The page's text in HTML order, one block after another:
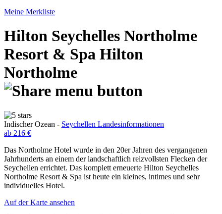
Meine Merkliste
Hilton Seychelles Northolme
Resort & Spa Hilton
Northolme
Indischer Ozean - Seychellen Landesinformationen
ab 216 €
Das Northolme Hotel wurde in den 20er Jahren des vergangenen
Jahrhunderts an einem der landschaftlich reizvollsten Flecken der
Seychellen errichtet. Das komplett erneuerte Hilton Seychelles
Northolme Resort & Spa ist heute ein kleines, intimes und sehr
individuelles Hotel.
Auf der Karte ansehen